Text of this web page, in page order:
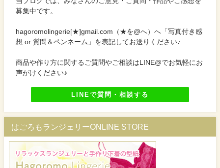
募集中です。
hagoromolingerie[★]gmail.com（★を@へ）へ「写真付き感
想 or 質問＆ペンネーム」を表記してお送りください♪
商品や作り方に関するご質問やご相談はLINE@でお気軽にお
声がけください♪
LINEで質問・相談する
はごろもランジェリーONLINE STORE